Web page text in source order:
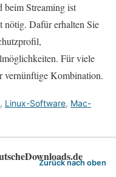
Streaming ist
nötig. Dafür erhalten Sie
Für viele
vernünftige Kombination.
, Linux-Software, Mac-
Zurück nach oben